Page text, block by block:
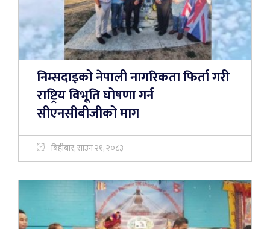
निम्सदाइको नेपाली नागरिकता फिर्ता गरी
राष्ट्रिय विभूति घोषणा गर्न
सीएनसीबीजीको माग
बिहीबार, साउन २१, २०८३